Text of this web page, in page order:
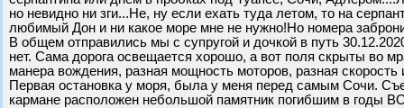
но невидно ни зги...Не, ну если ехать туда летом, то на
любимый Дон и ни какое море мне не нужно!Но номера
В общем отправились мы с супругой и дочкой в путь
нет. Сама дорога освещается хорошо, а вот поля скрыты во
манера вождения, разная мощность моторов, разная
Первая остановка у моря, была у меня перед самым Сочи.
кармане расположен небольшой памятник погибшим в годы